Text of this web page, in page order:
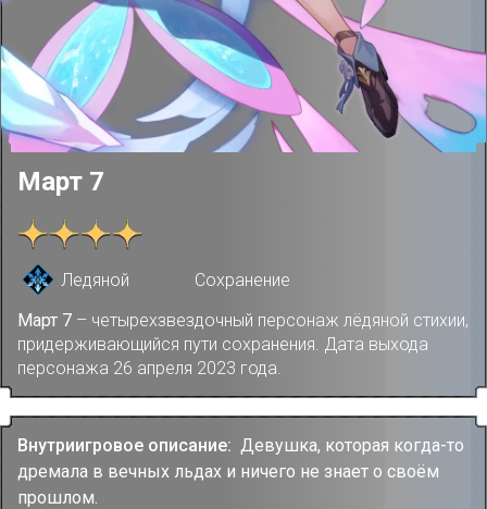
Март 7
Ледяной
Сохранение
Март 7 – четырехзвездочный персонаж лёдяной стихии,
придерживающийся пути сохранения. Дата выхода
персонажа 26 апреля 2023 года.
Внутриигровое описание: Девушка, которая когда-то
дремала в вечных льдах и ничего не знает о своём
прошлом.